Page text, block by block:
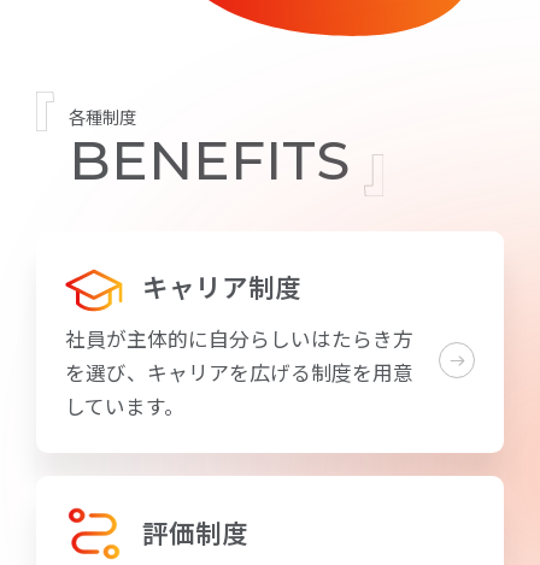
各種制度
BENEFITS
キャリア制度
社員が主体的に自分らしいはたらき方
を選び、キャリアを広げる制度を用意
しています。
評価制度